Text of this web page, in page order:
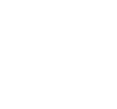
Ukoliko želite da ostavite